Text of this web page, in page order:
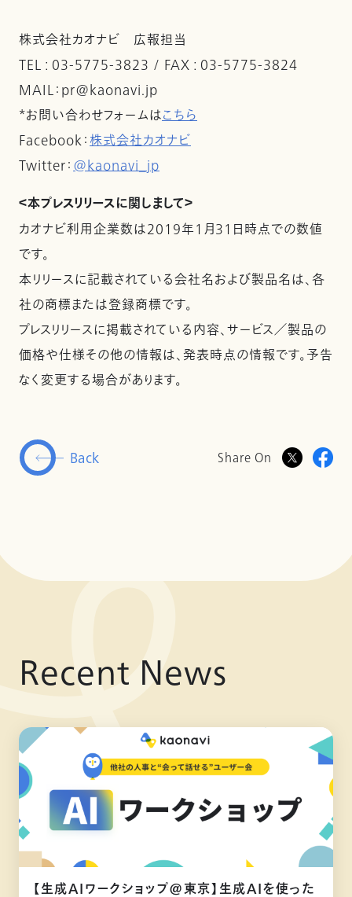
株式会社カオナビ 広報担当
TEL : 03-5775-3823 / FAX : 03-5775-3824
MAIL：pr@kaonavi.jp
*お問い合わせフォームはこちら
Facebook：株式会社カオナビ
Twitter：@kaonavi_jp
＜本プレスリリースに関しまして＞
カオナビ利用企業数は2019年1月31日時点での数値
です。
本リリースに記載されている会社名および製品名は、各
社の商標または登録商標です。
プレスリリースに掲載されている内容、サービス／製品の
価格や仕様その他の情報は、発表時点の情報です。予告
なく変更する場合があります。
Back Share On
Recent News
【生成AIワークショップ@東京】生成AIを使った